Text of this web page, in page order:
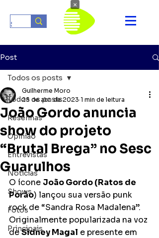
Post
Todos os posts
Resenhas
Opinião
Entrevistas
Notícias
Shows
Fotos
Principais
Todos os posts
João Gordo anuncia
show do projeto
“Brutal Brega” no Sesc
Guarulhos
Guilherme Moro
25 de abr. de 2023 1 min de leitura
O ícone João Gordo (Ratos de
Porão) lançou sua versão punk
rock de “Sandra Rosa Madalena”.
Originalmente popularizada na voz
de Sidney Magal e presente em
×